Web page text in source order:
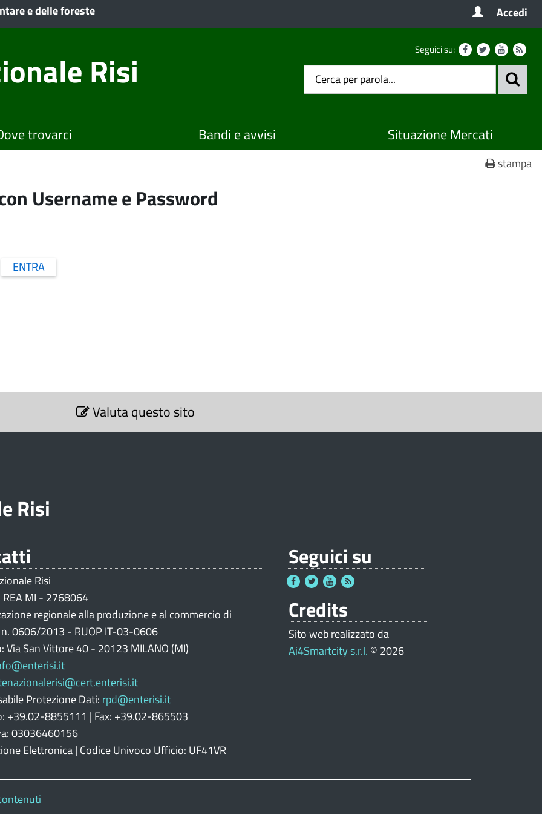
e delle foreste Accedi
Risi Seguici su:
trovarci Bandi e avvisi Situazione Mercati
stampa
Username e Password
ENTRA
Valuta questo sito
Risi
Risi
MI - 2768064
regionale alla produzione e al commercio di
0606/2013 - RUOP IT-03-0606
Via San Vittore 40 - 20123 MILANO (MI)
Protezione Dati: rpd@enterisi.it
+39.02-8855111 | Fax: +39.02-865503
03036460156
Elettronica | Codice Univoco Ufficio: UF41VR
Seguici su
Credits
Sito web realizzato da
Ai4Smartcity s.r.l. © 2026